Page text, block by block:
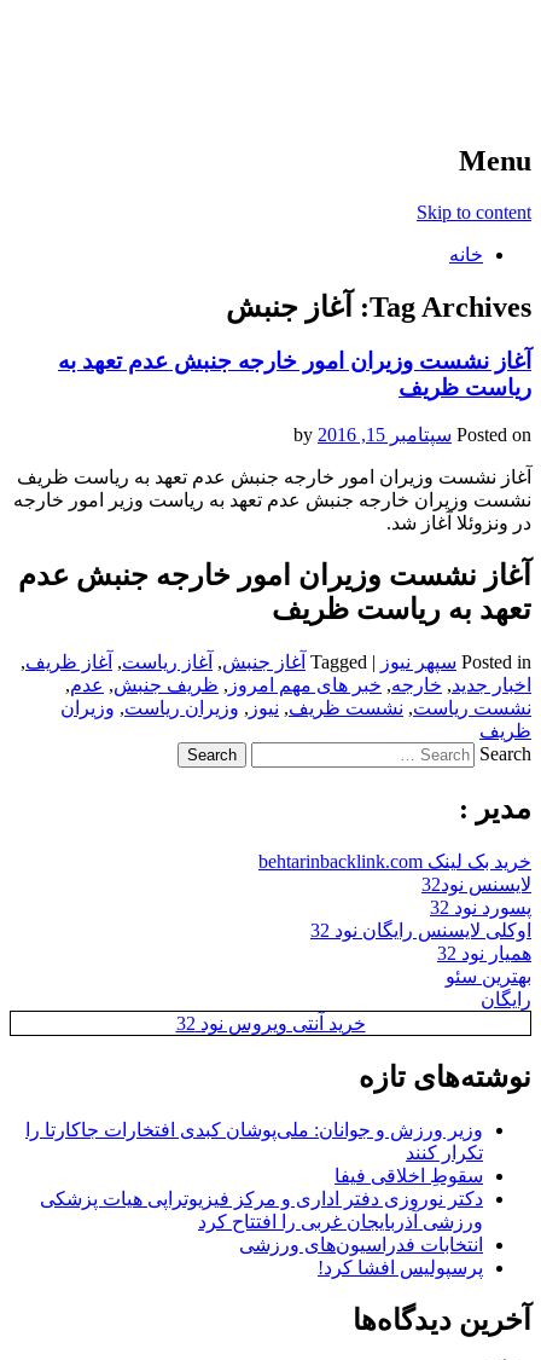
Menu
Skip to content
خانه
Tag Archives: آغاز جنبش
آغاز نشست وزیران امور خارجه جنبش عدم تعهد به
ریاست ظریف
Posted on سپتامبر 15, 2016
آغاز نشست وزیران امور خارجه جنبش عدم تعهد به ریاست ظریف
نشست وزیران خارجه جنبش عدم تعهد به ریاست وزیر امور خارجه
در ونزوئلا آغاز شد.
آغاز نشست وزیران امور خارجه جنبش عدم
تعهد به ریاست ظریف
Posted in سپهر نیوز |
Tagged آغاز جنبش, آغاز ریاست, آغاز ظریف,
اخبار جدید, خارجه, خبر های مهم امروز , ظریف جنبش, عدم,
نشست ریاست, نشست ظریف, نیوز , وزیران ریاست, وزیران
ظریف
Search
مدیر :
خرید بک لینک behtarinbacklink.com
لایسنس نود32
پسورد نود 32
اوکلی لایسنس رایگان نود 32
همیار نود 32
بهترین سئو
رایگان
خرید آنتی ویروس نود 32
نوشته‌های تازه
وزیر ورزش و جوانان: ملی‌پوشان کبدی افتخارات جاکارتا را
تکرار کنند
سقوطِ اخلاقی فیفا
دکتر نوروزی دفتر اداری و مرکز فیزیوتراپی هیات پزشکی
ورزشی آذربایجان غربی را افتتاح کرد
انتخابات فدراسیون‌های ورزشی
پرسپولیس افشا کرد!
آخرین دیدگاه‌ها